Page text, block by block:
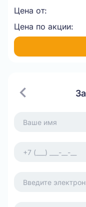
Цена от:
Цена по акции: